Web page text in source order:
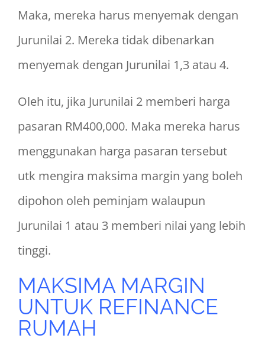
Maka, mereka harus menyemak dengan
Jurunilai 2. Mereka tidak dibenarkan
menyemak dengan Jurunilai 1,3 atau 4.
Oleh itu, jika Jurunilai 2 memberi harga
pasaran RM400,000. Maka mereka harus
menggunakan harga pasaran tersebut
utk mengira maksima margin yang boleh
dipohon oleh peminjam walaupun
Jurunilai 1 atau 3 memberi nilai yang lebih
tinggi.
MAKSIMA MARGIN
UNTUK REFINANCE
RUMAH